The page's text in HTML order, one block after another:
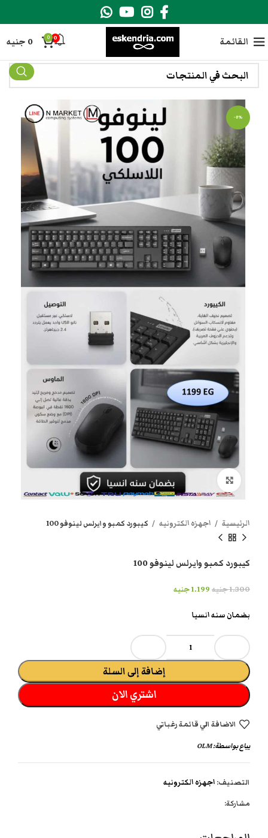
القائمة 0
0
0 جنيه
-8%
انقر هنا لتكبير الصورة
الرئيسية اجهزه الكترونيه كيبورد كمبو وايرلس لينوفو 100
كيبورد كمبو وايرلس لينوفو 100
1.300جنيه 1.199جنيه
بضمان سنه انسيا
إضافة إلى السلة
اشتري الان
الاضافة الي قائمة رغباتي
يباع بواسطة:OLM
التصنيف: اجهزه الكترونيه
مشاركة: